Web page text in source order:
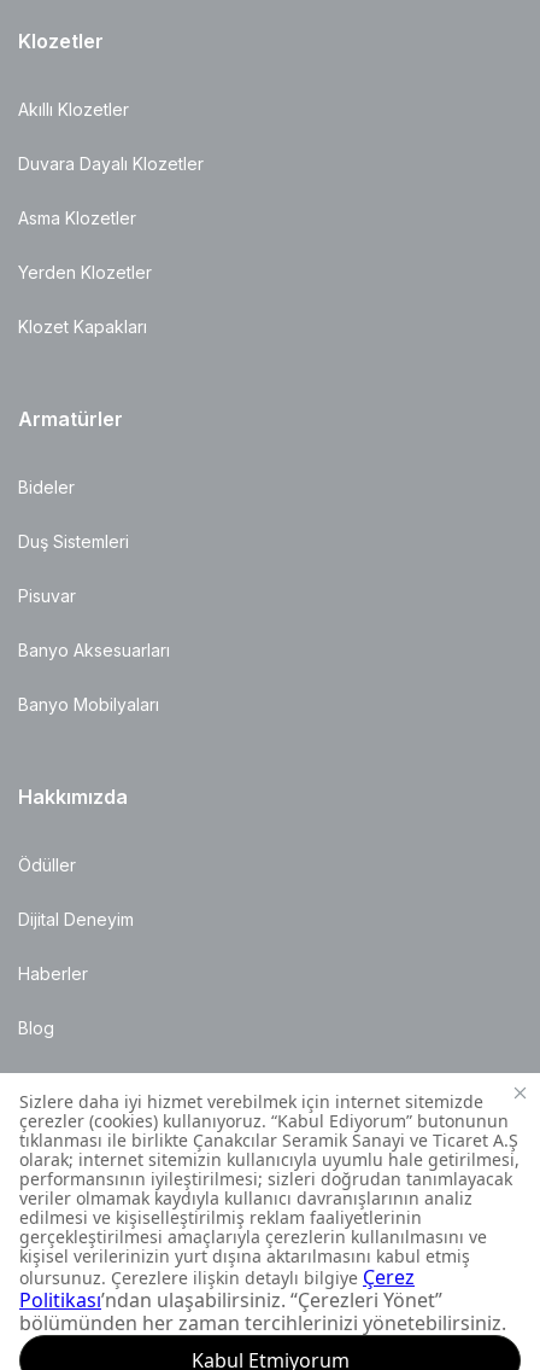
Klozetler
Akıllı Klozetler
Duvara Dayalı Klozetler
Asma Klozetler
Yerden Klozetler
Klozet Kapakları
Armatürler
Bideler
Duş Sistemleri
Pisuvar
Banyo Aksesuarları
Banyo Mobilyaları
Hakkımızda
Ödüller
Dijital Deneyim
Haberler
Blog
Satış Noktaları
Montaj Bilgileri
Müşteri İletişim Merkezi